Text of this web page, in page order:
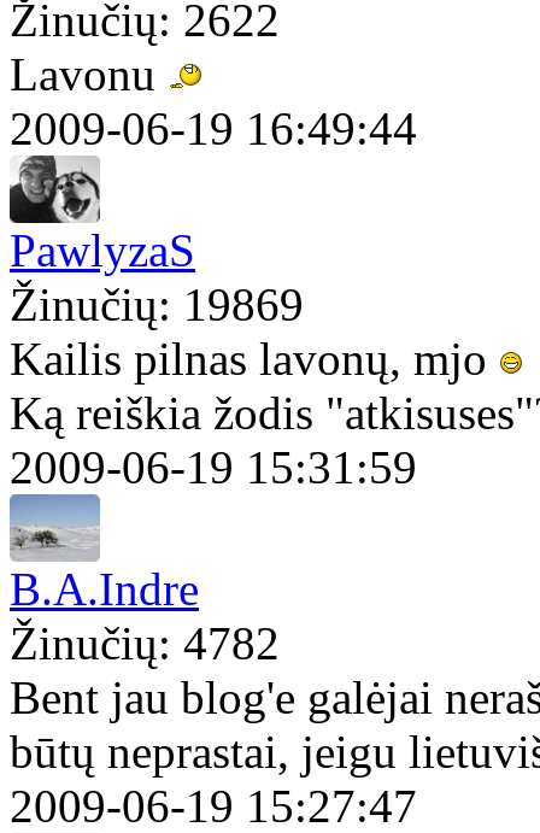
Žinučių: 2622
Lavonu
2009-06-19 16:49:44
PawlyzaS
Žinučių: 19869
Kailis pilnas lavonų, mjo
Ką reiškia žodis
2009-06-19 15:31:59
B.A.Indre
Žinučių: 4782
Bent jau blog'e galėjai
būtų neprastai, jeigu
2009-06-19 15:27:47